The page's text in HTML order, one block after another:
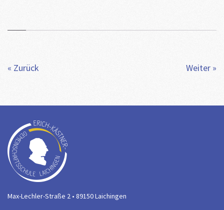
Weiter »
« Zurück
Max-Lechler-Straße 2 • 89150 Laichingen